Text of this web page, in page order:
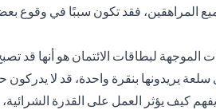
المراهقين، فقد تكون سببًا في وقوع
الموجهة لبطاقات الائتمان هو أنها قد
يريدونها بنقرة واحدة، قد لا
كيف يؤثر العمل على القدرة